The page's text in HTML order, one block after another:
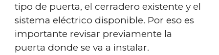
tipo de puerta, el cerradero existente y el
sistema eléctrico disponible. Por eso es
importante revisar previamente la
puerta donde se va a instalar.